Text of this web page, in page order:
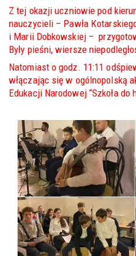
Z tej okazji uczniowie pod
nauczycieli – Pawła
i Marii Dobkowskiej –
Były pieśni, wiersze
Natomiast o godz. 11:11
włączając się w ogólnopolską
Edukacji Narodowej “Szkoła do